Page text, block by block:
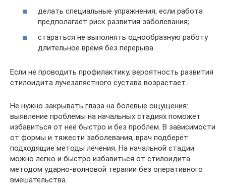
делать специальные упражнения, если работа
предполагает риск развития заболевания;
стараться не выполнять однообразную работу
длительное время без перерыва.
Если не проводить профилактику, вероятность развития
стилоидита лучезапястного сустава возрастает.
Не нужно закрывать глаза на болевые ощущения:
выявление проблемы на начальных стадиях поможет
избавиться от неё быстро и без проблем. В зависимости
от формы и тяжести заболевания, врач подберёт
подходящие методы лечения. На начальной стадии
можно легко и быстро избавиться от стилоидита
методом ударно-волновой терапии без оперативного
вмешательства.